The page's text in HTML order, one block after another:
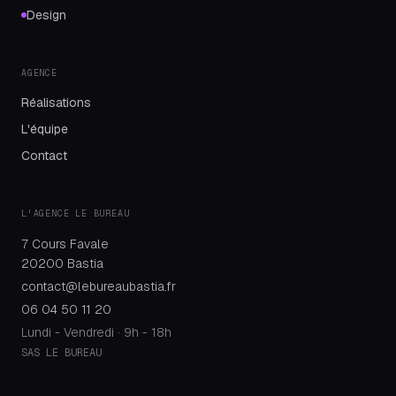
Design
AGENCE
Réalisations
L'équipe
Contact
L'AGENCE LE BUREAU
7 Cours Favale
20200 Bastia
contact@lebureaubastia.fr
06 04 50 11 20
Lundi - Vendredi · 9h - 18h
SAS LE BUREAU